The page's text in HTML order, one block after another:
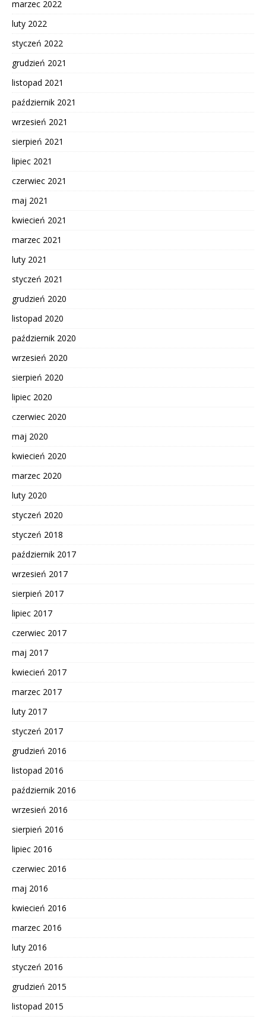
marzec 2022
luty 2022
styczeń 2022
grudzień 2021
listopad 2021
październik 2021
wrzesień 2021
sierpień 2021
lipiec 2021
czerwiec 2021
maj 2021
kwiecień 2021
marzec 2021
luty 2021
styczeń 2021
grudzień 2020
listopad 2020
październik 2020
wrzesień 2020
sierpień 2020
lipiec 2020
czerwiec 2020
maj 2020
kwiecień 2020
marzec 2020
luty 2020
styczeń 2020
styczeń 2018
październik 2017
wrzesień 2017
sierpień 2017
lipiec 2017
czerwiec 2017
maj 2017
kwiecień 2017
marzec 2017
luty 2017
styczeń 2017
grudzień 2016
listopad 2016
październik 2016
wrzesień 2016
sierpień 2016
lipiec 2016
czerwiec 2016
maj 2016
kwiecień 2016
marzec 2016
luty 2016
styczeń 2016
grudzień 2015
listopad 2015